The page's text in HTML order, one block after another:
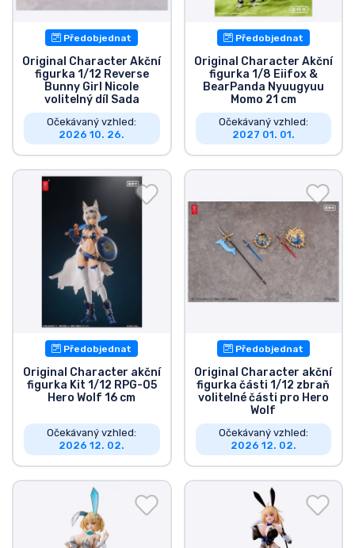
Předobjednat
Original Character Akční
figurka 1/12 Reverse
Bunny Girl Nicole
volitelný díl Sada
Očekávaný vzhled:
2026 10. 26.
Předobjednat
Original Character Akční
figurka 1/8 Eiifox &
BearPanda Nyuugyuu
Momo 21 cm
Očekávaný vzhled:
2027 01. 01.
Předobjednat
Original Character akční
figurka Kit 1/12 RPG-05
Hero Wolf 16 cm
Očekávaný vzhled:
2026 12. 02.
Předobjednat
Original Character akční
figurka části 1/12 zbraň
volitelné části pro Hero
Wolf
Očekávaný vzhled:
2026 12. 02.